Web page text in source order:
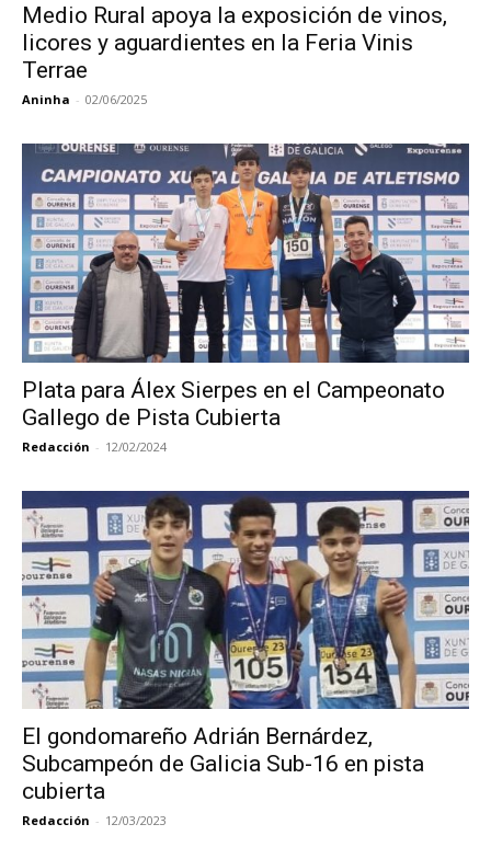
Medio Rural apoya la exposición de vinos,
licores y aguardientes en la Feria Vinis
Terrae
Aninha - 02/06/2025
Plata para Álex Sierpes en el Campeonato
Gallego de Pista Cubierta
Redacción - 12/02/2024
El gondomareño Adrián Bernárdez,
Subcampeón de Galicia Sub-16 en pista
cubierta
Redacción - 12/03/2023